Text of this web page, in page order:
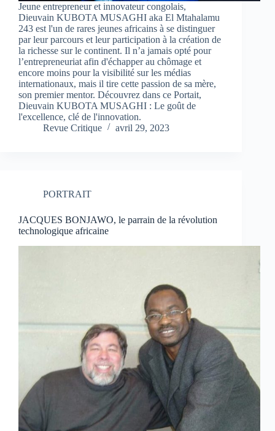
Jeune entrepreneur et innovateur congolais,
Dieuvain KUBOTA MUSAGHI aka El Mtahalamu
243 est l'un de rares jeunes africains à se distinguer
par leur parcours et leur participation à la création de
la richesse sur le continent. Il n’a jamais opté pour
l’entrepreneuriat afin d'échapper au chômage et
encore moins pour la visibilité sur les médias
internationaux, mais il tire cette passion de sa mère,
son premier mentor. Découvrez dans ce Portait,
Dieuvain KUBOTA MUSAGHI : Le goût de
l'excellence, clé de l'innovation.
Revue Critique
avril 29, 2023
PORTRAIT
JACQUES BONJAWO, le parrain de la révolution
technologique africaine